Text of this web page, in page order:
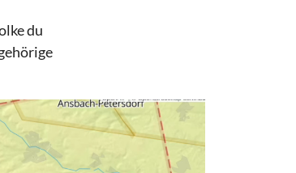
du